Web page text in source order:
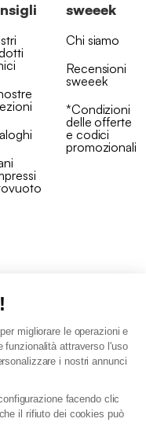
migliorare le operazioni e
funzionalità attraverso l'uso
i nostri annunci
facendo clic
il rifiuto dei cookies può
sweeek
Chi siamo
Recensioni
sweeek
*Condizioni
delle offerte
e codici
promozionali
e dei cookie
professionali